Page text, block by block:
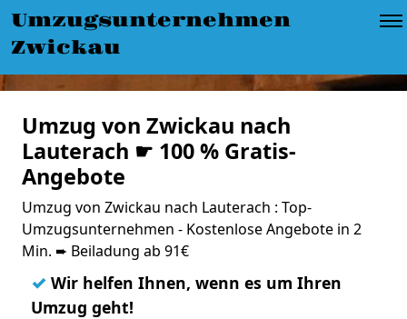
Umzugsunternehmen
Zwickau
Umzug von Zwickau nach
Lauterach ☛ 100 % Gratis-
Angebote
Umzug von Zwickau nach Lauterach : Top-
Umzugsunternehmen - Kostenlose Angebote in 2
Min. ➨ Beiladung ab 91€
✓ Wir helfen Ihnen, wenn es um Ihren
Umzug geht!